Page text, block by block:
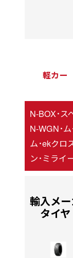
軽カー
N-BOX･ス
N-WGN･
ム･ekクロ
ン･ミライ
輸入メ
タイヤ